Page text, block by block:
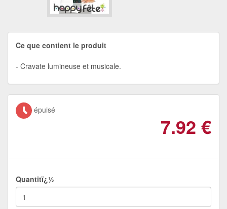
Ce que contient le produit
Cravate lumineuse et musicale.
épuisé
7.92 €
Quantitï¿½